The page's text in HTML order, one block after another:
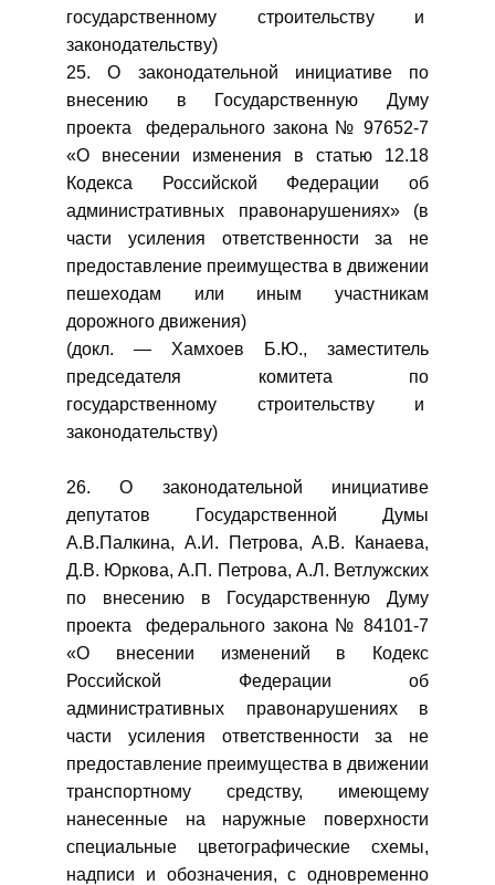
государственному строительству и
законодательству)
25. О законодательной инициативе по
внесению в Государственную Думу
проекта федерального закона № 97652-7
«О внесении изменения в статью 12.18
Кодекса Российской Федерации об
административных правонарушениях» (в
части усиления ответственности за не
предоставление преимущества в движении
пешеходам или иным участникам
дорожного движения)
(докл. — Хамхоев Б.Ю., заместитель
председателя комитета по
государственному строительству и
законодательству)
26. О законодательной инициативе
депутатов Государственной Думы
А.В.Палкина, А.И. Петрова, А.В. Канаева,
Д.В. Юркова, А.П. Петрова, А.Л. Ветлужских
по внесению в Государственную Думу
проекта федерального закона № 84101-7
«О внесении изменений в Кодекс
Российской Федерации об
административных правонарушениях в
части усиления ответственности за не
предоставление преимущества в движении
транспортному средству, имеющему
нанесенные на наружные поверхности
специальные цветографические схемы,
надписи и обозначения, с одновременно